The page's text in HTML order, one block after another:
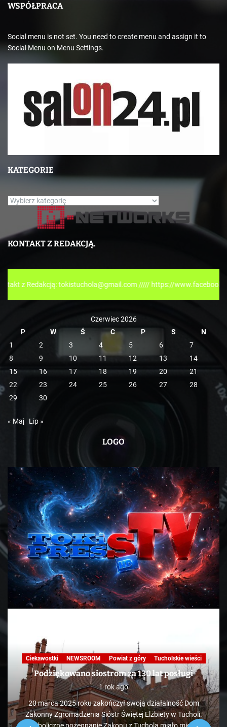
WSPÓŁPRACA
Social menu is not set. You need to create menu and assign it to
Social Menu on Menu Settings.
KATEGORIE
K
e
i
e
KONTAKT Z REDAKCJĄ.
tokistuchola@gmail.com ///// https://www.facebook.com/
Czerwiec 2026
P
W Ś C P S
N
1
2 3 4 5 6
7
8
9 10 11 12 13
14
15
16 17 18 19 20
21
22
23 24 25 26 27
28
29
30
« Maj Lip »
LOGO
Ciekawostki NEWSROOM Powiat z góry Tucholskie wieści
Podziękowano siostrom za 130 lat posługi
1 rok ago
20 marca 2025 roku zakończył swoją działalność Dom
Zakonny Zgromadzenia Sióstr Świętej Elżbiety w Tucholi.
Symboliczne pożegnanie Zakonu z Tucholą miało miejsce